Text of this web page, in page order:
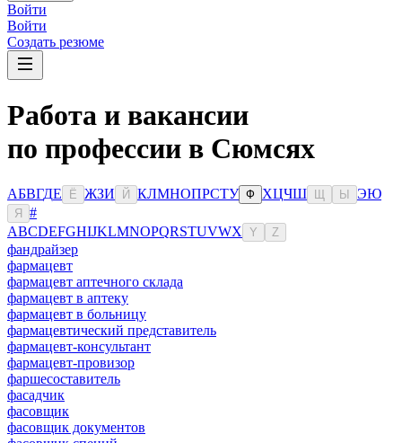
Войти
Войти
Создать резюме
Работа и вакансии
по профессии в Сюмсях
АБВГДЕ Ё ЖЗИ Й КЛМНОПРСТУ Ф ХЦЧШ Ы ЭЮ
Я
#
ABCDEFGHIJKLMNOPQRSTUVWX Y Z
фандрайзер
фармацевт
фармацевт аптечного склада
фармацевт в аптеку
фармацевт в больницу
фармацевтический представитель
фармацевт-консультант
фармацевт-провизор
фаршесоставитель
фасадчик
фасовщик
фасовщик документов